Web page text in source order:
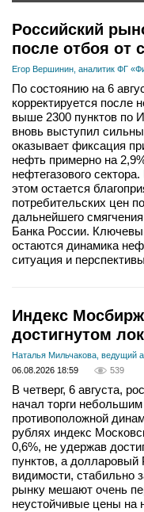
Российский
после отбоя от
Егор Вершинин, аналитик ФГ
По состоянию на 6
корректируется после
выше 2300 пунктов по
вновь выступил
оказывает фиксация
нефть примерно на
нефтегазового
этом остается
потребительских цен
дальнейшего
Банка России.
остаются динамика
ситуация и
Индекс
достигнутом
Наталья Мильчакова, ведущий
06.08.2026 18:59
539
В четверг, 6 августа,
начал торги
противоположной
рублях индекс
0,6%, не удержав
пунктов, а
видимости, стабильно
рынку мешают очень
неустойчивые цены на